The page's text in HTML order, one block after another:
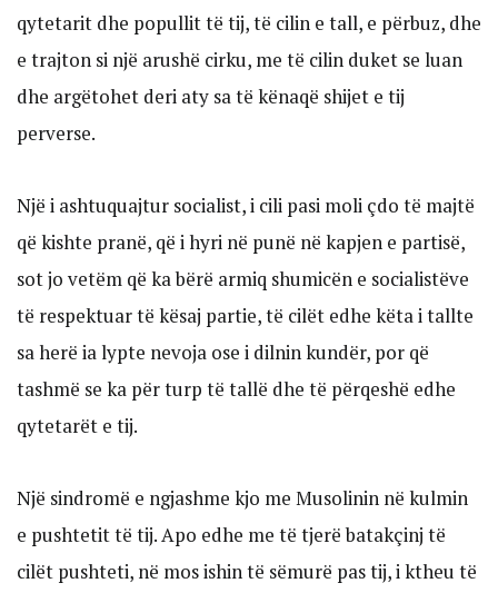
qytetarit dhe popullit të tij, të cilin e tall, e përbuz, dhe
e trajton si një arushë cirku, me të cilin duket se luan
dhe argëtohet deri aty sa të kënaqë shijet e tij
perverse.
Një i ashtuquajtur socialist, i cili pasi moli çdo të majtë
që kishte pranë, që i hyri në punë në kapjen e partisë,
sot jo vetëm që ka bërë armiq shumicën e socialistëve
të respektuar të kësaj partie, të cilët edhe këta i tallte
sa herë ia lypte nevoja ose i dilnin kundër, por që
tashmë se ka për turp të tallë dhe të përqeshë edhe
qytetarët e tij.
Një sindromë e ngjashme kjo me Musolinin në kulmin
e pushtetit të tij. Apo edhe me të tjerë batakçinj të
cilët pushteti, në mos ishin të sëmurë pas tij, i ktheu të